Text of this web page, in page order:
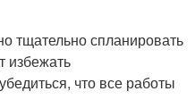
тщательно спланировать
избежать
что все работы